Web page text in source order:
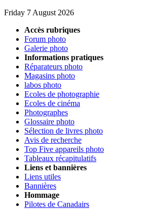
Friday 7 August 2026
Accès rubriques
Forum photo
Galerie photo
Informations pratiques
Réparateurs photo
Magasins photo
labos photo
Ecoles de photographie
Ecoles de cinéma
Photographes
Glossaire photo
Sélection de livres photo
Avis de recherche
Top Five appareils photo
Tableaux récapitulatifs
Liens et bannières
Liens utiles
Bannières
Hommage
Pilotes de Canadairs